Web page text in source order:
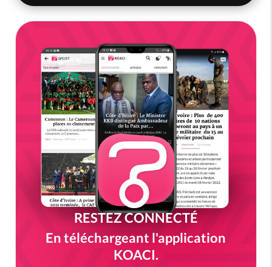
RESTEZ CONNECTÉ
En téléchargeant l'application
KOACI.